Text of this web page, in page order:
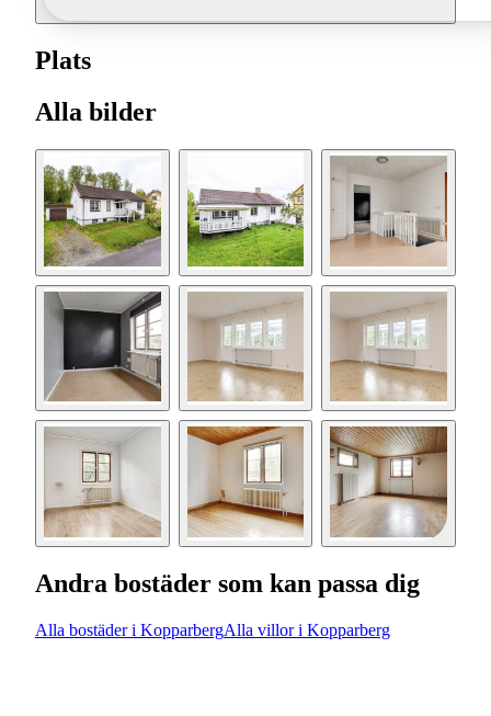
Plats
Alla bilder
Andra bostäder som kan passa dig
Alla bostäder i KopparbergAlla villor i Kopparberg